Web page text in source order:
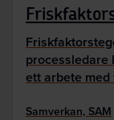
processledare
ett arbete
Samverkan, SAM